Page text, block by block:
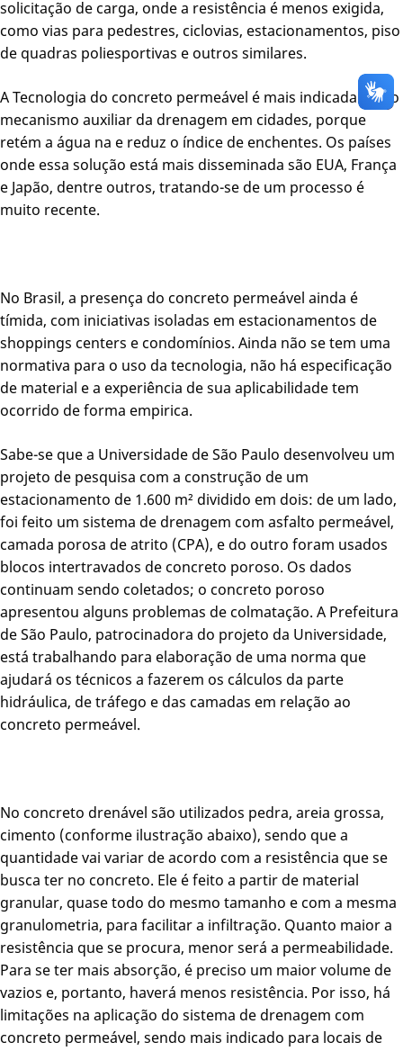
solicitação de carga, onde a resistência é menos exigida,
como vias para pedestres, ciclovias, estacionamentos, piso
de quadras poliesportivas e outros similares.
A Tecnologia do concreto permeável é mais indicada como
mecanismo auxiliar da drenagem em cidades, porque
retém a água na e reduz o índice de enchentes. Os países
onde essa solução está mais disseminada são EUA, França
e Japão, dentre outros, tratando-se de um processo é
muito recente.
No Brasil, a presença do concreto permeável ainda é
tímida, com iniciativas isoladas em estacionamentos de
shoppings centers e condomínios. Ainda não se tem uma
normativa para o uso da tecnologia, não há especificação
de material e a experiência de sua aplicabilidade tem
ocorrido de forma empirica.
Sabe-se que a Universidade de São Paulo desenvolveu um
projeto de pesquisa com a construção de um
estacionamento de 1.600 m² dividido em dois: de um lado,
foi feito um sistema de drenagem com asfalto permeável,
camada porosa de atrito (CPA), e do outro foram usados
blocos intertravados de concreto poroso. Os dados
continuam sendo coletados; o concreto poroso
apresentou alguns problemas de colmatação. A Prefeitura
de São Paulo, patrocinadora do projeto da Universidade,
está trabalhando para elaboração de uma norma que
ajudará os técnicos a fazerem os cálculos da parte
hidráulica, de tráfego e das camadas em relação ao
concreto permeável.
No concreto drenável são utilizados pedra, areia grossa,
cimento (conforme ilustração abaixo), sendo que a
quantidade vai variar de acordo com a resistência que se
busca ter no concreto. Ele é feito a partir de material
granular, quase todo do mesmo tamanho e com a mesma
granulometria, para facilitar a infiltração. Quanto maior a
resistência que se procura, menor será a permeabilidade.
Para se ter mais absorção, é preciso um maior volume de
vazios e, portanto, haverá menos resistência. Por isso, há
limitações na aplicação do sistema de drenagem com
concreto permeável, sendo mais indicado para locais de